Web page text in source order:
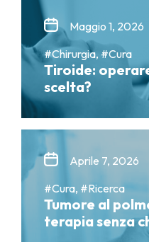
Maggio 1, 2026
#Chirurgia, #Cura
Tiroide:
scelta?
Aprile 7, 2026
#Cura, #Ricerca
Tumore al
terapia senza